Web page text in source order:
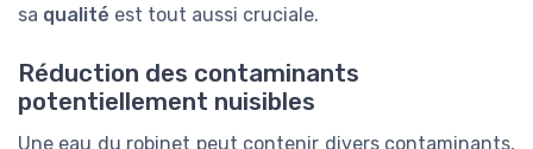
sa qualité est tout aussi cruciale.
Réduction des contaminants
potentiellement nuisibles
Une eau du robinet peut contenir divers contaminants,